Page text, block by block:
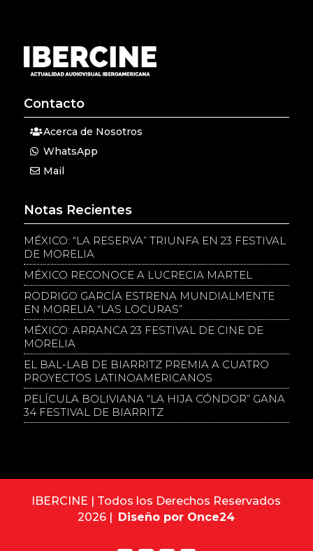
Contacto
Acerca de Nosotros
WhatsApp
Mail
Notas Recientes
MÉXICO: “LA RESERVA” TRIUNFA EN 23 FESTIVAL
DE MORELIA
MÉXICO RECONOCE A LUCRECIA MARTEL
RODRIGO GARCÍA ESTRENA MUNDIALMENTE
EN MORELIA “LAS LOCURAS”
MÉXICO: ARRANCA 23 FESTIVAL DE CINE DE
MORELIA
EL BAL-LAB DE BIARRITZ PREMIA A CUATRO
PROYECTOS LATINOAMERICANOS
PELÍCULA BOLIVIANA “LA HIJA CÓNDOR” GANA
34 FESTIVAL DE BIARRITZ
IBERCINE | Todos los Derechos Reservados
2026 |
Diseño por Once24